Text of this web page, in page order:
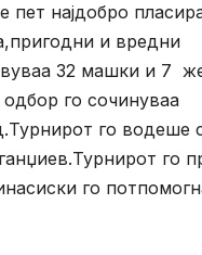
пет најдобро
и вредни
32 машки и 7
го сочинуваа
го водеше
го
го